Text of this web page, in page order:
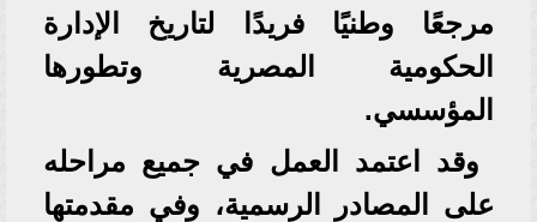
مرجعًا وطنيًا فريدًا لتاريخ الإدارة
الحكومية المصرية وتطورها
المؤسسي.
وقد اعتمد العمل في جميع مراحله
على المصادر الرسمية، وفي مقدمتها